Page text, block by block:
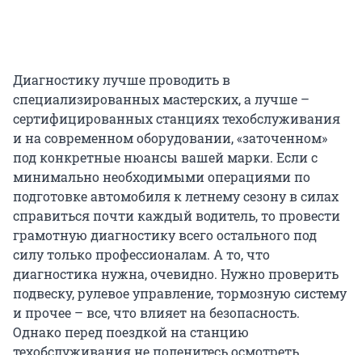
Диагностику лучше проводить в
специализированных мастерских, а лучше –
сертифицированных станциях техобслуживания
и на современном оборудовании, «заточенном»
под конкретные нюансы вашей марки. Если с
минимально необходимыми операциями по
подготовке автомобиля к летнему сезону в силах
справиться почти каждый водитель, то провести
грамотную диагностику всего остального под
силу только профессионалам. А то, что
диагностика нужна, очевидно. Нужно проверить
подвеску, рулевое управление, тормозную систему
и прочее – все, что влияет на безопасность.
Однако перед поездкой на станцию
техобслуживания не поленитесь осмотреть